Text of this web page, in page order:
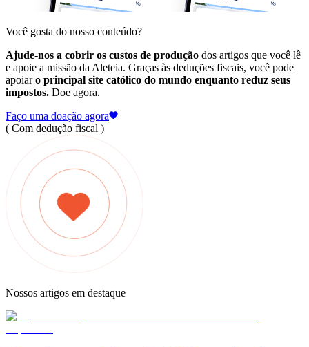
Você gosta do nosso conteúdo?
Ajude-nos a cobrir os custos de produção dos artigos que você lê
e apoie a missão da Aleteia. Graças às deduções fiscais, você pode
apoiaro principal site católico do mundo enquanto reduz seus
impostos. Doe agora.
Faço uma doação agora
( Com dedução fiscal )
Nossos artigos em destaque